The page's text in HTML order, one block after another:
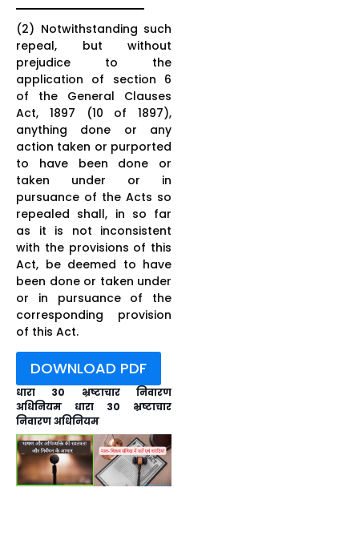
(2) Notwithstanding such
repeal, but without
prejudice to the
application of section 6
of the General Clauses
Act, 1897 (10 of 1897),
anything done or any
action taken or purported
to have been done or
taken under or in
pursuance of the Acts so
repealed shall, in so far
as it is not inconsistent
with the provisions of this
Act, be deemed to have
been done or taken under
or in pursuance of the
corresponding provision
of this Act.
DOWNLOAD PDF
धारा 30 भ्रष्टाचार निवारण
अधिनियम धारा 30 भ्रष्टाचार
निवारण अधिनियम